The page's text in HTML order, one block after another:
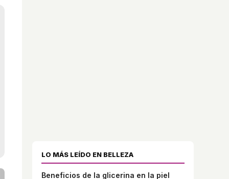
LO MÁS LEÍDO EN BELLEZA
Beneficios de la glicerina en la piel